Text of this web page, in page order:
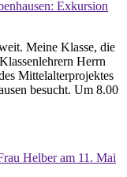
Exkursion
Meine Klasse, die
Herrn
Mittelalterprojektes
besucht. Um 8.00
Helber am 11. Mai